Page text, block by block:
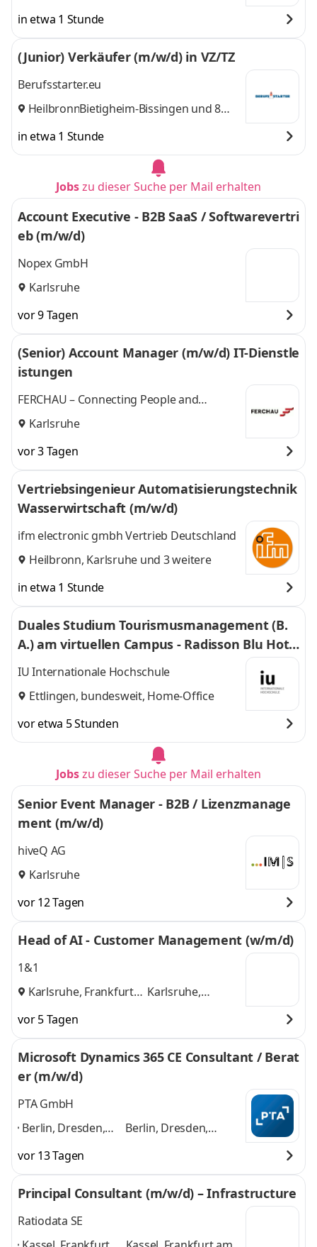
in etwa 1 Stunde
(Junior) Verkäufer (m/w/d) in VZ/TZ
Berufsstarter.eu
Heilbronn,
Bietigheim-Bissingen und 8
in etwa 1 Stunde
Jobszu dieser Suche per Mail erhalten
Account Executive - B2B SaaS / Softwarevertri
eb (m/w/d)
Nopex GmbH
Karlsruhe
vor 9 Tagen
(Senior) Account Manager (m/w/d) IT-Dienstle
istungen
FERCHAU – Connecting People and
Technologies
Karlsruhe
vor 3 Tagen
Vertriebsingenieur Automatisierungstechnik
Wasserwirtschaft (m/w/d)
ifm electronic gmbh Vertrieb Deutschland
Heilbronn, Karlsruhe und 3 weitere
in etwa 1 Stunde
Duales Studium Tourismusmanagement (B.
A.) am virtuellen Campus - Radisson Blu Hote
l Karlsruhe GmbH
IU Internationale Hochschule
Ettlingen, bundesweit, Home-Office
vor etwa 5 Stunden
Jobszu dieser Suche per Mail erhalten
Senior Event Manager - B2B / Lizenzmanage
ment (m/w/d)
hiveQ AG
Karlsruhe
vor 12 Tagen
Head of AI - Customer Management (w/m/d)
1&1
Karlsruhe, Frankfurt
Karlsruhe,
vor 5 Tagen
Microsoft Dynamics 365 CE Consultant / Berat
er (m/w/d)
PTA GmbH
Berlin, Dresden,
Frankfurt,
Hamburg,
Karlsruhe, Kassel,
Köln, Mannheim,
München,
Berlin, Dresden,
Kassel, Köln,
Mannheim, München
vor 13 Tagen
Principal Consultant (m/w/d) – Infrastructure
Ratiodata SE